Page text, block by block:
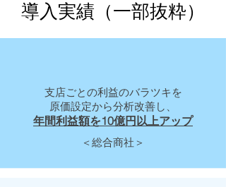
導入実績（一部抜粋）
支店ごとの利益のバラツキを
原価設定から分析改善し、
年間利益額を10億円以上アップ
＜総合商社＞